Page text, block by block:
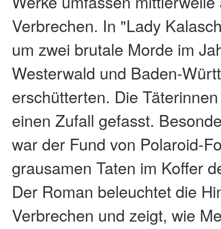
Verbrechen. In "Lady
um zwei brutale Morde im
Westerwald und Baden-
erschütterten. Die
einen Zufall gefasst.
war der Fund von Polaroid-
grausamen Taten im Koffer
Der Roman beleuchtet die
Verbrechen und zeigt, wie